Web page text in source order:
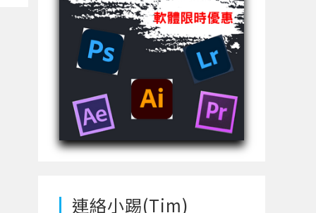
連絡小踢(Tim)